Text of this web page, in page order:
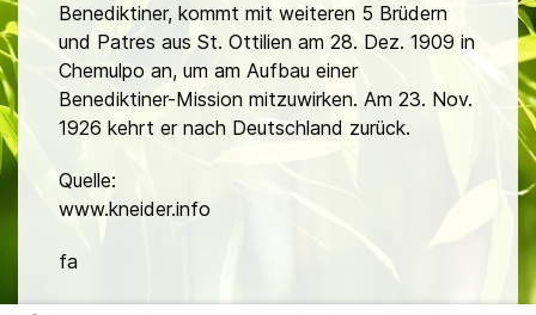
Benediktiner, kommt mit weiteren 5 Brüdern
und Patres aus St. Ottilien am 28. Dez. 1909 in
Chemulpo an, um am Aufbau einer
Benediktiner-Mission mitzuwirken. Am 23. Nov.
1926 kehrt er nach Deutschland zurück.
Quelle:
www.kneider.info
fa